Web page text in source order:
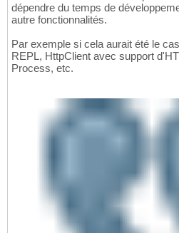
dépendre du temps de
autre fonctionnalités.
Par exemple si cela aurait été le
REPL, HttpClient avec support
Process, etc.